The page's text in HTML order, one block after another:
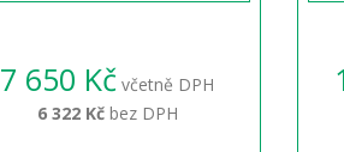
7 650 Kč včetně DPH
6 322 Kčbez DPH